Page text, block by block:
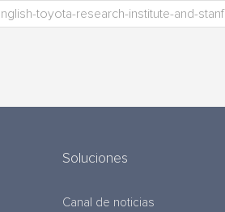
Soluciones
Canal de noticias